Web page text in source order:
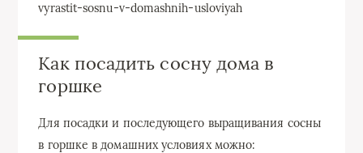
vyrastit-sosnu-v-domashnih-usloviyah
Как посадить сосну дома в
горшке
Для посадки и последующего выращивания сосны
в горшке в домашних условиях можно: